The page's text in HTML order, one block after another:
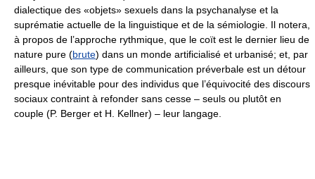
dialectique des «objets» sexuels dans la psychanalyse et la
suprématie actuelle de la linguistique et de la sémiologie. Il notera,
à propos de l’approche rythmique, que le coït est le dernier lieu de
nature pure (brute) dans un monde artificialisé et urbanisé; et, par
ailleurs, que son type de communication préverbale est un détour
presque inévitable pour des individus que l’équivocité des discours
sociaux contraint à refonder sans cesse – seuls ou plutôt en
couple (P. Berger et H. Kellner) – leur langage.